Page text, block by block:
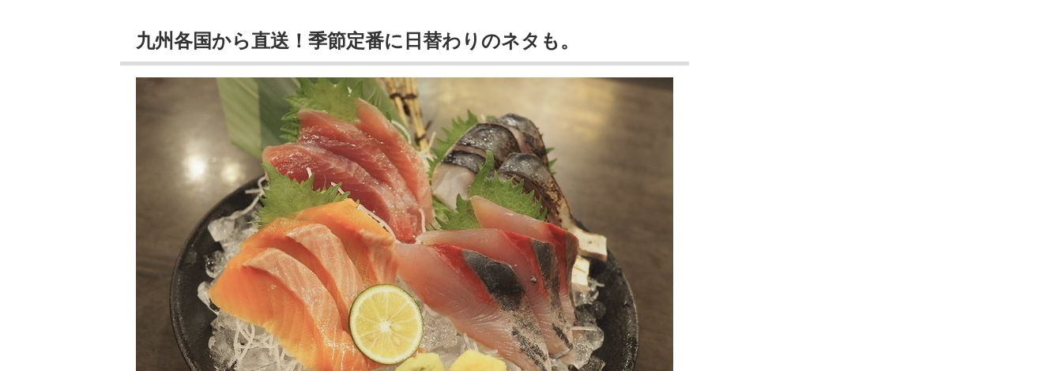
九州各国から直送！季節定番に日替わりのネタも。